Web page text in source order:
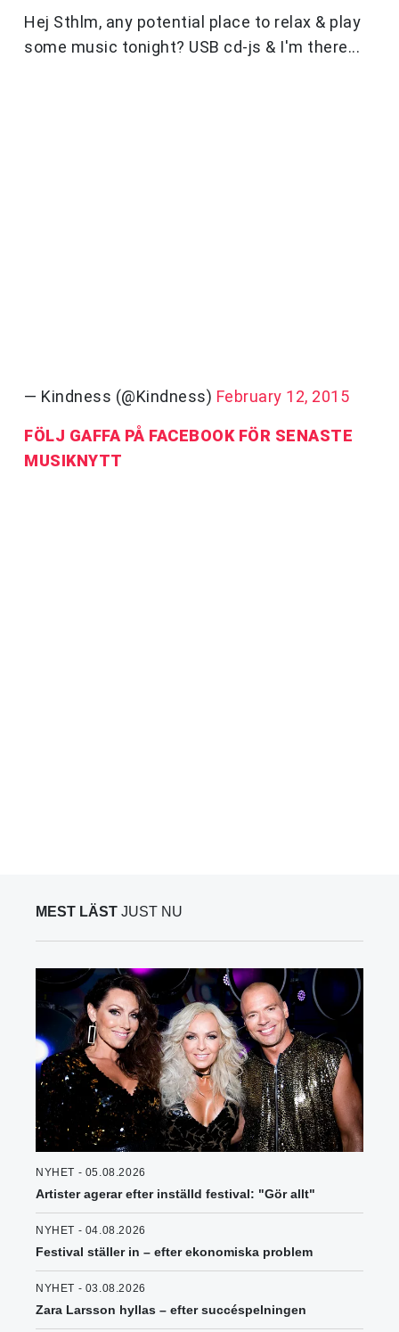
Hej Sthlm, any potential place to relax & play
some music tonight? USB cd-js & I'm there...
— Kindness (@Kindness) February 12, 2015
FÖLJ GAFFA PÅ FACEBOOK FÖR SENASTE
MUSIKNYTT
MEST LÄST JUST NU
NYHET - 05.08.2026
Artister agerar efter inställd festival: "Gör allt"
NYHET - 04.08.2026
Festival ställer in – efter ekonomiska problem
NYHET - 03.08.2026
Zara Larsson hyllas – efter succéspelningen